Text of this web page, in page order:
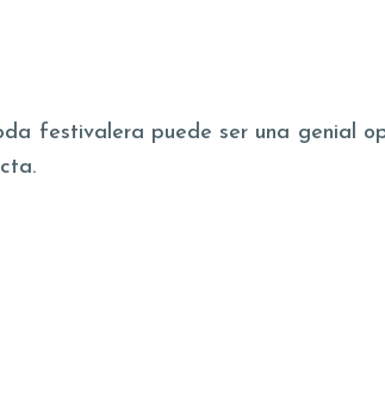
festivalera puede ser una genial